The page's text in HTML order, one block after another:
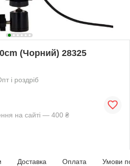
(Чорний) 28325
і роздріб
на сайті — 400 ₴
Доставка Оплата Умови